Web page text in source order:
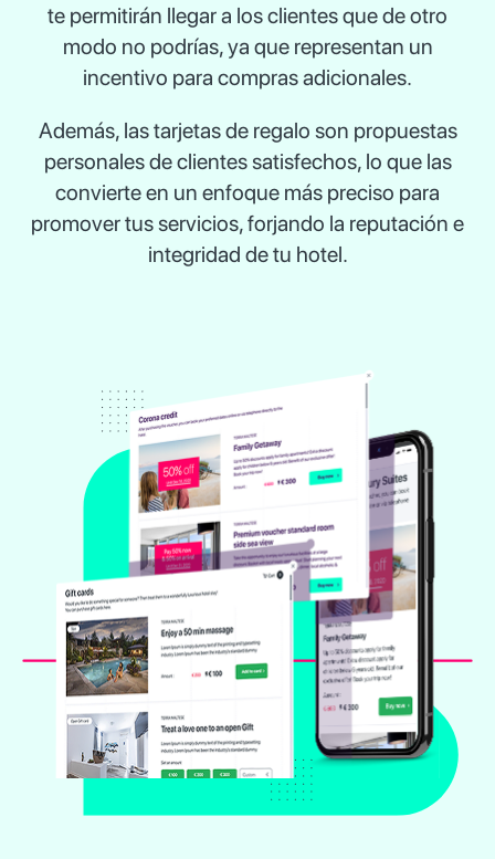
te permitirán llegar a los clientes que de otro
modo no podrías, ya que representan un
incentivo para compras adicionales.
Además, las tarjetas de regalo son propuestas
personales de clientes satisfechos, lo que las
convierte en un enfoque más preciso para
promover tus servicios, forjando la reputación e
integridad de tu hotel.